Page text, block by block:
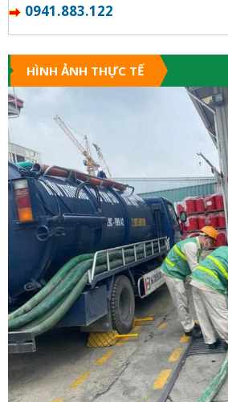
0941.883.122
HÌNH ẢNH THỰC TẾ